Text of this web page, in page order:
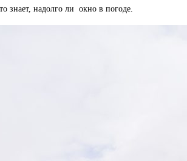
знает, надолго ли окно в погоде.